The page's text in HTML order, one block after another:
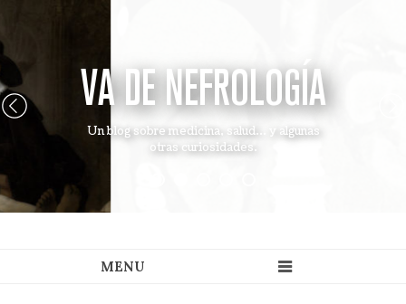
VA DE NEFROLOGÍA
Un blog sobre medicina, salud... y algunas
otras curiosidades.